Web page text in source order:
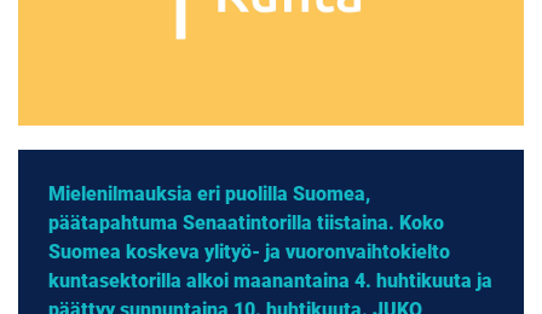
Mielenilmauksia eri puolilla Suomea,
päätapahtuma Senaatintorilla tiistaina. Koko
Suomea koskeva ylityö- ja vuoronvaihtokielto
kuntasektorilla alkoi maanantaina 4. huhtikuuta ja
päättyy sunnuntaina 10. huhtikuuta. JUKO